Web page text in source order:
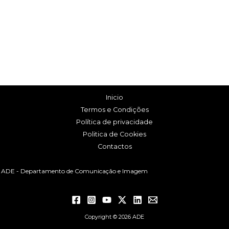
Inicio
Termos e Condições
Política de privacidade
Politica de Cookies
Contactos
ADE - Departamento de Comunicação e Imagem
Copyright © 2026 ADE